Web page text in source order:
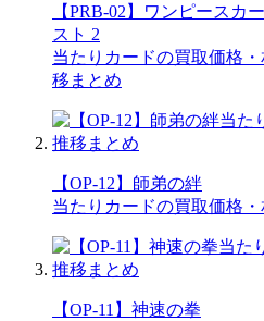
【PRB-02】ワンピースカ
スト 2
当たりカードの買取価格・
移まとめ
【OP-12】師弟の絆
当たりカードの買取価格
【OP-11】神速の拳